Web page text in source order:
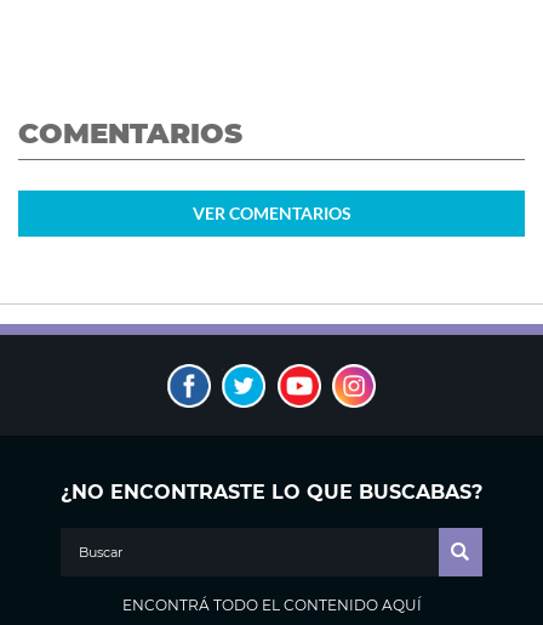
COMENTARIOS
VER COMENTARIOS
¿NO ENCONTRASTE LO QUE BUSCABAS?
ENCONTRÁ TODO EL CONTENIDO AQUÍ